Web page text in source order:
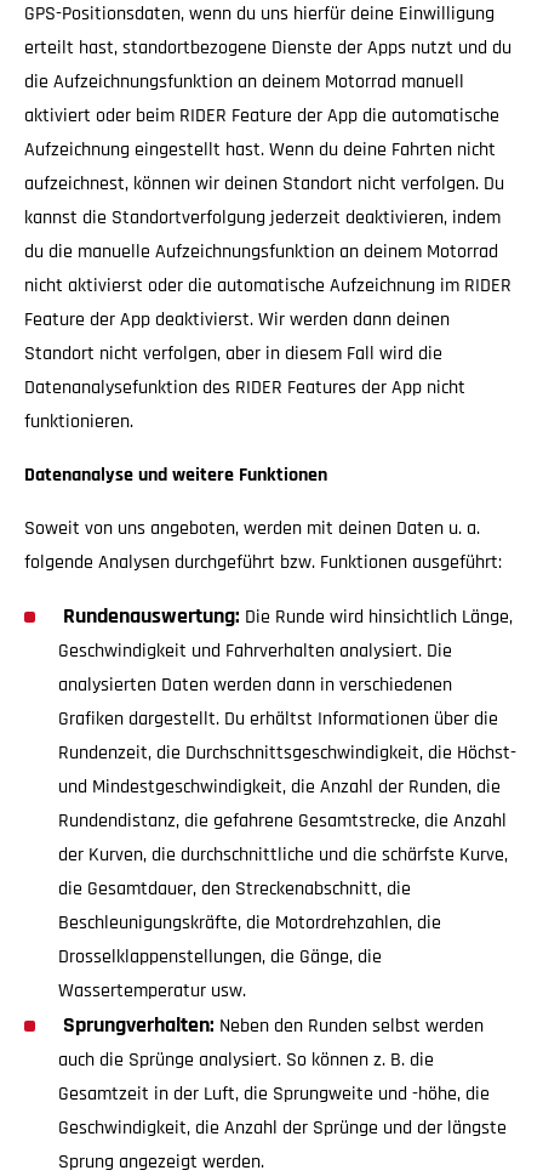
GPS-Positionsdaten, wenn du uns hierfür deine Einwilligung
erteilt hast, standortbezogene Dienste der Apps nutzt und du
die Aufzeichnungsfunktion an deinem Motorrad manuell
aktiviert oder beim RIDER Feature der App die automatische
Aufzeichnung eingestellt hast. Wenn du deine Fahrten nicht
aufzeichnest, können wir deinen Standort nicht verfolgen. Du
kannst die Standortverfolgung jederzeit deaktivieren, indem
du die manuelle Aufzeichnungsfunktion an deinem Motorrad
nicht aktivierst oder die automatische Aufzeichnung im RIDER
Feature der App deaktivierst. Wir werden dann deinen
Standort nicht verfolgen, aber in diesem Fall wird die
Datenanalysefunktion des RIDER Features der App nicht
funktionieren.
Datenanalyse und weitere Funktionen
Soweit von uns angeboten, werden mit deinen Daten u. a.
folgende Analysen durchgeführt bzw. Funktionen ausgeführt:
Rundenauswertung: Die Runde wird hinsichtlich Länge,
Geschwindigkeit und Fahrverhalten analysiert. Die
analysierten Daten werden dann in verschiedenen
Grafiken dargestellt. Du erhältst Informationen über die
Rundenzeit, die Durchschnittsgeschwindigkeit, die Höchst-
und Mindestgeschwindigkeit, die Anzahl der Runden, die
Rundendistanz, die gefahrene Gesamtstrecke, die Anzahl
der Kurven, die durchschnittliche und die schärfste Kurve,
die Gesamtdauer, den Streckenabschnitt, die
Beschleunigungskräfte, die Motordrehzahlen, die
Drosselklappenstellungen, die Gänge, die
Wassertemperatur usw.
Sprungverhalten: Neben den Runden selbst werden
auch die Sprünge analysiert. So können z. B. die
Gesamtzeit in der Luft, die Sprungweite und -höhe, die
Geschwindigkeit, die Anzahl der Sprünge und der längste
Sprung angezeigt werden.